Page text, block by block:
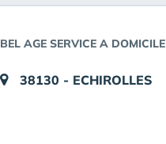
BEL AGE SERVICE A DOMICILE
38130 - ECHIROLLES